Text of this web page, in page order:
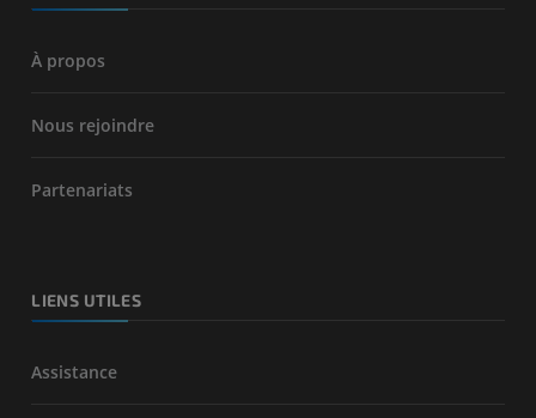
À propos
Nous rejoindre
Partenariats
LIENS UTILES
Assistance